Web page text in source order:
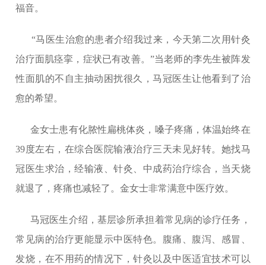
福音。
“马医生治愈的患者介绍我过来，今天第二次用针灸
治疗面肌痉挛，症状已有改善。”当老师的李先生被阵发
性面肌的不自主抽动困扰很久，马冠医生让他看到了治
愈的希望。
金女士患有化脓性扁桃体炎，嗓子疼痛，体温始终在
39度左右，在综合医院输液治疗三天未见好转。她找马
冠医生求治，经输液、针灸、中成药治疗综合，当天烧
就退了，疼痛也减轻了。金女士非常满意中医疗效。
马冠医生介绍，基层诊所承担着常见病的诊疗任务，
常见病的治疗更能显示中医特色。腹痛、腹泻、感冒、
发烧，在不用药的情况下，针灸以及中医适宜技术可以